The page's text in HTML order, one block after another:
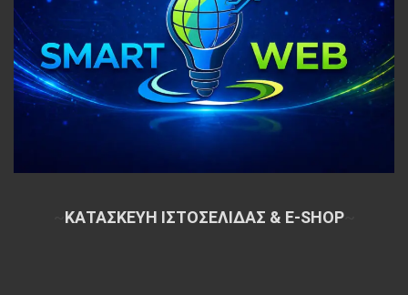
ΚΑΤΑΣΚΕΥΗ ΙΣΤΟΣΕΛΙΔΑΣ & E-SHOP~